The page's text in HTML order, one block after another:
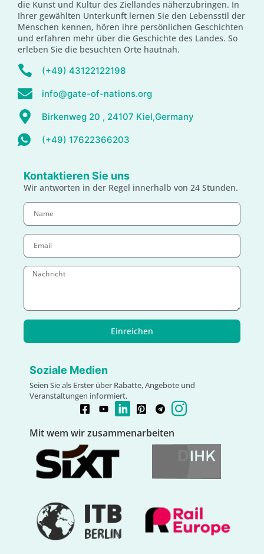
die Kunst und Kultur des Ziellandes näherzubringen. In
Ihrer gewählten Unterkunft lernen Sie den Lebensstil der
Menschen kennen, hören ihre persönlichen Geschichten
und erfahren mehr über die Geschichte des Landes. So
erleben Sie die besuchten Orte hautnah.
(+49) 43122122198
info@gate-of-nations.org
Birkenweg 20 , 24107 Kiel,Germany
(+49) 17622366203
Kontaktieren Sie uns
Wir antworten in der Regel innerhalb von 24 Stunden.
Einreichen
Soziale Medien
Seien Sie als Erster über Rabatte, Angebote und
Veranstaltungen informiert.
Mit wem wir zusammenarbeiten